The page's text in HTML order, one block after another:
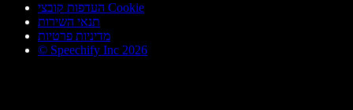
העדפות קובצי Cookie
תנאי השירות
מדיניות פרטיות
© Speechify Inc 2026